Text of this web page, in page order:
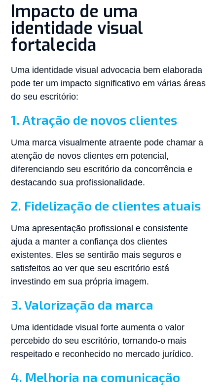
Impacto de uma
identidade visual
fortalecida
Uma identidade visual advocacia bem elaborada
pode ter um impacto significativo em várias áreas
do seu escritório:
1. Atração de novos clientes
Uma marca visualmente atraente pode chamar a
atenção de novos clientes em potencial,
diferenciando seu escritório da concorrência e
destacando sua profissionalidade.
2. Fidelização de clientes atuais
Uma apresentação profissional e consistente
ajuda a manter a confiança dos clientes
existentes. Eles se sentirão mais seguros e
satisfeitos ao ver que seu escritório está
investindo em sua própria imagem.
3. Valorização da marca
Uma identidade visual forte aumenta o valor
percebido do seu escritório, tornando-o mais
respeitado e reconhecido no mercado jurídico.
4. Melhoria na comunicação